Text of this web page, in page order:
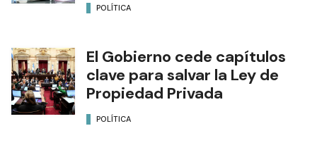
POLÍTICA
El Gobierno cede capítulos
clave para salvar la Ley de
Propiedad Privada
POLÍTICA